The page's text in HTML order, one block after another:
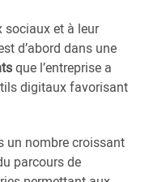
sociaux et à leur
d’abord dans une
que l’entreprise a
digitaux favorisant
un nombre croissant
parcours de